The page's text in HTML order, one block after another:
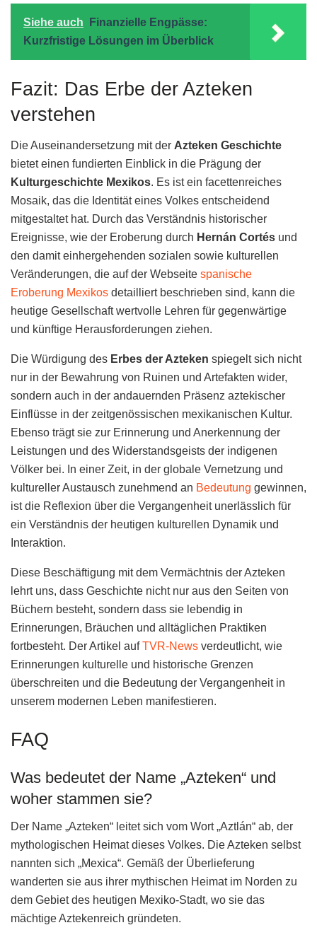
Siehe auch
Finanzielle Engpässe:
Kurzfristige Lösungen im Überblick
Fazit: Das Erbe der Azteken
verstehen
Die Auseinandersetzung mit der Azteken Geschichte
bietet einen fundierten Einblick in die Prägung der
Kulturgeschichte Mexikos. Es ist ein facettenreiches
Mosaik, das die Identität eines Volkes entscheidend
mitgestaltet hat. Durch das Verständnis historischer
Ereignisse, wie der Eroberung durch Hernán Cortés und
den damit einhergehenden sozialen sowie kulturellen
Veränderungen, die auf der Webseite spanische
Eroberung Mexikos detailliert beschrieben sind, kann die
heutige Gesellschaft wertvolle Lehren für gegenwärtige
und künftige Herausforderungen ziehen.
Die Würdigung des Erbes der Azteken spiegelt sich nicht
nur in der Bewahrung von Ruinen und Artefakten wider,
sondern auch in der andauernden Präsenz aztekischer
Einflüsse in der zeitgenössischen mexikanischen Kultur.
Ebenso trägt sie zur Erinnerung und Anerkennung der
Leistungen und des Widerstandsgeists der indigenen
Völker bei. In einer Zeit, in der globale Vernetzung und
kultureller Austausch zunehmend an Bedeutung gewinnen,
ist die Reflexion über die Vergangenheit unerlässlich für
ein Verständnis der heutigen kulturellen Dynamik und
Interaktion.
Diese Beschäftigung mit dem Vermächtnis der Azteken
lehrt uns, dass Geschichte nicht nur aus den Seiten von
Büchern besteht, sondern dass sie lebendig in
Erinnerungen, Bräuchen und alltäglichen Praktiken
fortbesteht. Der Artikel aufTVR-News verdeutlicht, wie
Erinnerungen kulturelle und historische Grenzen
überschreiten und die Bedeutung der Vergangenheit in
unserem modernen Leben manifestieren.
FAQ
Was bedeutet der Name „Azteken“ und
woher stammen sie?
Der Name „Azteken“ leitet sich vom Wort „Aztlán“ ab, der
mythologischen Heimat dieses Volkes. Die Azteken selbst
nannten sich „Mexica“. Gemäß der Überlieferung
wanderten sie aus ihrer mythischen Heimat im Norden zu
dem Gebiet des heutigen Mexiko-Stadt, wo sie das
mächtige Aztekenreich gründeten.